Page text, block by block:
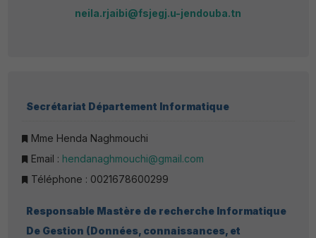
neila.rjaibi@fsjegj.u-jendouba.tn
Secrétariat Département Informatique
Mme Henda Naghmouchi
Email : hendanaghmouchi@gmail.com
Téléphone : 0021678600299
Responsable Mastère de recherche Informatique
De Gestion (Données, connaissances, et